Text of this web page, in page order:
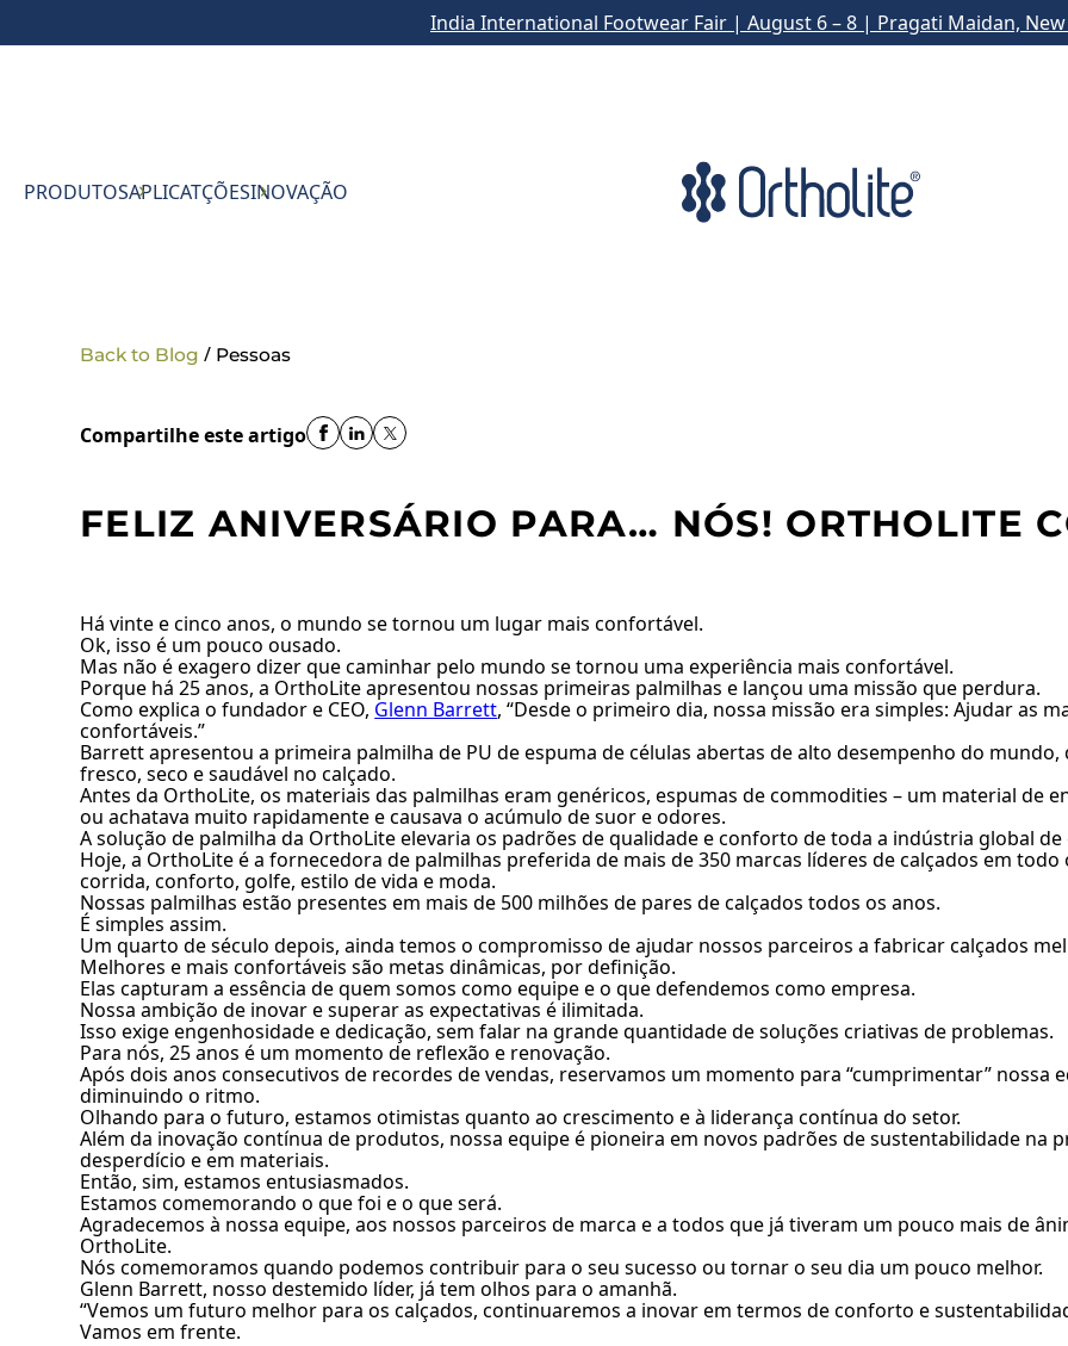
India International Footwear Fair | August 6 – 8 | Pragati Maidan,
PRODUTOSAPLICATÇÕESINOVAÇÃO
Back to Blog / Pessoas
Compartilhe este artigo
FELIZ ANIVERSÁRIO PARA… NÓS! ORTHOLITE
Há vinte e cinco anos, o mundo se tornou um lugar mais confortável.
Ok, isso é um pouco ousado.
Mas não é exagero dizer que caminhar pelo mundo se tornou uma experiência mais confortável.
Porque há 25 anos, a OrthoLite apresentou nossas primeiras palmilhas e lançou uma missão que perdura.
Como explica o fundador e CEO, Glenn Barrett, “Desde o primeiro dia, nossa missão era simples: Ajudar as
confortáveis.”
Barrett apresentou a primeira palmilha de PU de espuma de células abertas de alto desempenho do
fresco, seco e saudável no calçado.
Antes da OrthoLite, os materiais das palmilhas eram genéricos, espumas de commodities – um material de
ou achatava muito rapidamente e causava o acúmulo de suor e odores.
A solução de palmilha da OrthoLite elevaria os padrões de qualidade e conforto de toda a indústria global de
Hoje, a OrthoLite é a fornecedora de palmilhas preferida de mais de 350 marcas líderes de calçados em
corrida, conforto, golfe, estilo de vida e moda.
Nossas palmilhas estão presentes em mais de 500 milhões de pares de calçados todos os anos.
É simples assim.
Um quarto de século depois, ainda temos o compromisso de ajudar nossos parceiros a fabricar calçados
Melhores e mais confortáveis são metas dinâmicas, por definição.
Elas capturam a essência de quem somos como equipe e o que defendemos como empresa.
Nossa ambição de inovar e superar as expectativas é ilimitada.
Isso exige engenhosidade e dedicação, sem falar na grande quantidade de soluções criativas de problemas.
Para nós, 25 anos é um momento de reflexão e renovação.
Após dois anos consecutivos de recordes de vendas, reservamos um momento para “cumprimentar” nossa
diminuindo o ritmo.
Olhando para o futuro, estamos otimistas quanto ao crescimento e à liderança contínua do setor.
Além da inovação contínua de produtos, nossa equipe é pioneira em novos padrões de sustentabilidade na
desperdício e em materiais.
Então, sim, estamos entusiasmados.
Estamos comemorando o que foi e o que será.
Agradecemos à nossa equipe, aos nossos parceiros de marca e a todos que já tiveram um pouco mais de
OrthoLite.
Nós comemoramos quando podemos contribuir para o seu sucesso ou tornar o seu dia um pouco melhor.
Glenn Barrett, nosso destemido líder, já tem olhos para o amanhã.
“Vemos um futuro melhor para os calçados, continuaremos a inovar em termos de conforto e
Vamos em frente.